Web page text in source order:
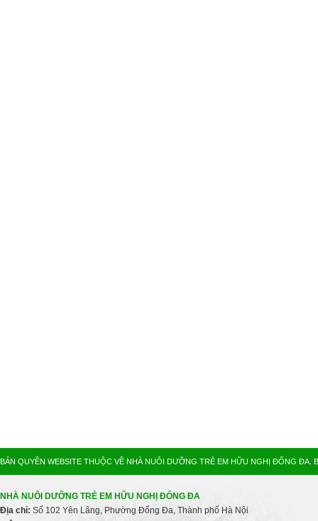
BẢN QUYỀN WEBSITE THUỘC VỀ NHÀ NUÔI DƯỠNG TRẺ EM HỮU NGHỊ ĐỐNG ĐA.
NHÀ NUÔI DƯỠNG TRẺ EM HỮU NGHỊ ĐỐNG ĐA
Địa chỉ: Số 102 Yên Lãng, Phường Đống Đa, Thành phố Hà Nội